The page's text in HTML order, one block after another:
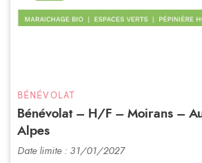
BÉNÉVOLAT
Bénévolat – H/F – Moirans –
Alpes
Date limite : 31/01/2027